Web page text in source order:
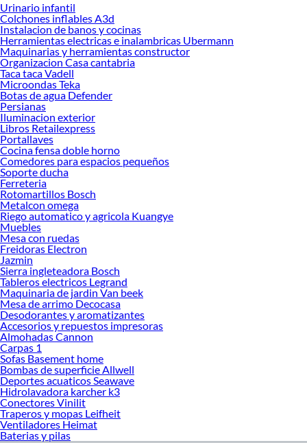
Urinario infantil
Colchones inflables A3d
Instalacion de banos y cocinas
Herramientas electricas e inalambricas Ubermann
Maquinarias y herramientas constructor
Organizacion Casa cantabria
Taca taca Vadell
Microondas Teka
Botas de agua Defender
Persianas
Iluminacion exterior
Libros Retailexpress
Portallaves
Cocina fensa doble horno
Comedores para espacios pequeños
Soporte ducha
Ferreteria
Rotomartillos Bosch
Metalcon omega
Riego automatico y agricola Kuangye
Muebles
Mesa con ruedas
Freidoras Electron
Jazmin
Sierra ingleteadora Bosch
Tableros electricos Legrand
Maquinaria de jardin Van beek
Mesa de arrimo Decocasa
Desodorantes y aromatizantes
Accesorios y repuestos impresoras
Almohadas Cannon
Carpas 1
Sofas Basement home
Bombas de superficie Allwell
Deportes acuaticos Seawave
Hidrolavadora karcher k3
Conectores Vinilit
Traperos y mopas Leifheit
Ventiladores Heimat
Baterias y pilas